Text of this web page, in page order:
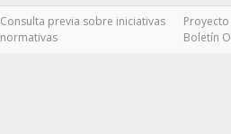
Consulta previa sobre iniciativas
normativas
Boletín